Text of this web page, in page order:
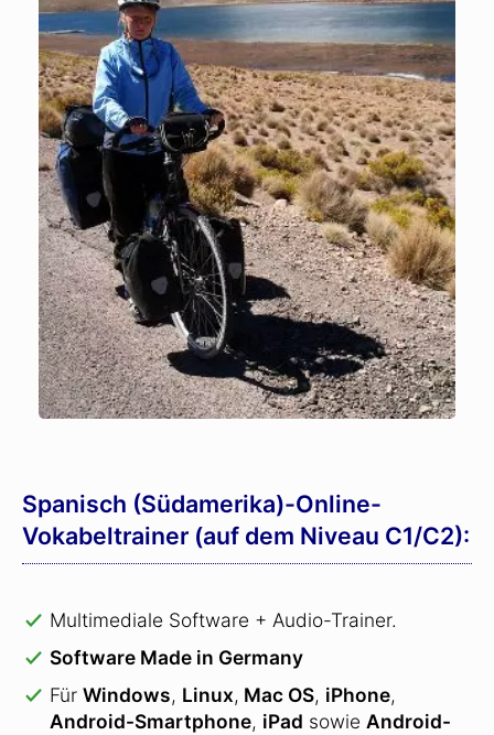
Spanisch (Südamerika)-Online-
Vokabeltrainer (auf dem Niveau C1/C2):
Multimediale Software + Audio-Trainer.
Software Made in Germany
Für Windows, Linux, Mac OS, iPhone,
Android-Smartphone, iPad sowie Android-